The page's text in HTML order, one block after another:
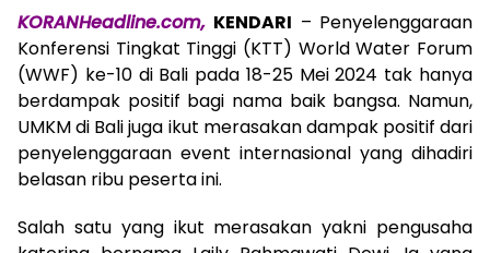
KORANHeadline.com, KENDARI – Penyelenggaraan
Konferensi Tingkat Tinggi (KTT) World Water Forum
(WWF) ke-10 di Bali pada 18-25 Mei 2024 tak hanya
berdampak positif bagi nama baik bangsa. Namun,
UMKM di Bali juga ikut merasakan dampak positif dari
penyelenggaraan event internasional yang dihadiri
belasan ribu peserta ini.
Salah satu yang ikut merasakan yakni pengusaha